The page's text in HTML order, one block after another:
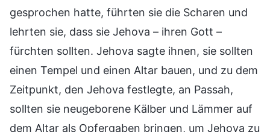
gesprochen hatte, führten sie die Scharen und
lehrten sie, dass sie Jehova – ihren Gott –
fürchten sollten. Jehova sagte ihnen, sie sollten
einen Tempel und einen Altar bauen, und zu dem
Zeitpunkt, den Jehova festlegte, an Passah,
sollten sie neugeborene Kälber und Lämmer auf
dem Altar als Opfergaben bringen, um Jehova zu